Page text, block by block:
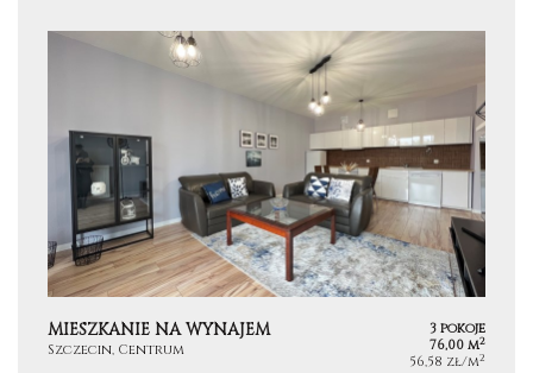
MIESZKANIE NA WYNAJEM
Szczecin, Centrum
3 pokoje
76,00 m2
56,58 zł/m2